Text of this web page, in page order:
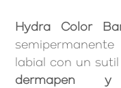
Hydra Color
labial con un
dermapen y